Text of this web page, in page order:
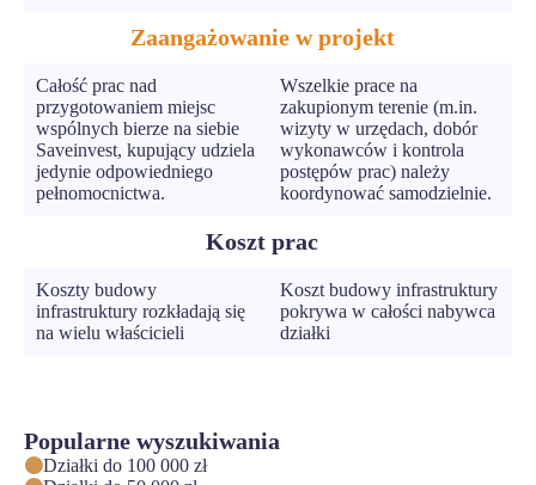
Zaangażowanie w projekt
Całość prac nad
przygotowaniem miejsc
wspólnych bierze na siebie
Saveinvest, kupujący udziela
jedynie odpowiedniego
pełnomocnictwa.
Wszelkie prace na
zakupionym terenie (m.in.
wizyty w urzędach, dobór
wykonawców i kontrola
postępów prac) należy
koordynować samodzielnie.
Koszt prac
Koszty budowy
infrastruktury rozkładają się
na wielu właścicieli
Koszt budowy infrastruktury
pokrywa w całości nabywca
działki
Popularne wyszukiwania
Działki do 100 000 zł